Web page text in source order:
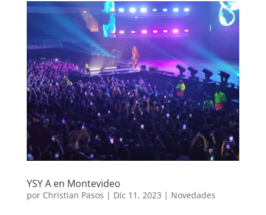
YSY A en Montevideo
por Christian Pasos | Dic 11, 2023 | Novedades